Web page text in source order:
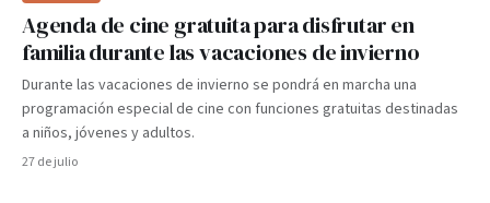
Agenda de cine gratuita para disfrutar en
familia durante las vacaciones de invierno
Durante las vacaciones de invierno se pondrá en marcha una
programación especial de cine con funciones gratuitas destinadas
a niños, jóvenes y adultos.
27 de julio